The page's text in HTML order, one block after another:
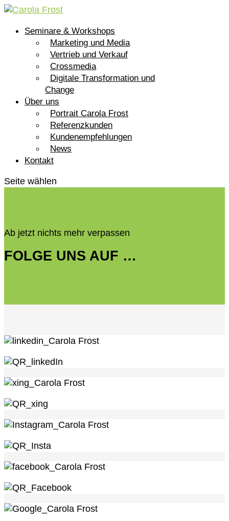
Seminare & Workshops
Marketing und Media
Vertrieb und Verkauf
Crossmedia
Digitale Transformation und
Change
Über uns
Portrait Carola Frost
Referenzkunden
Kundenempfehlungen
News
Kontakt
Seite wählen
Ab jetzt nichts mehr verpassen
FOLGE UNS AUF …